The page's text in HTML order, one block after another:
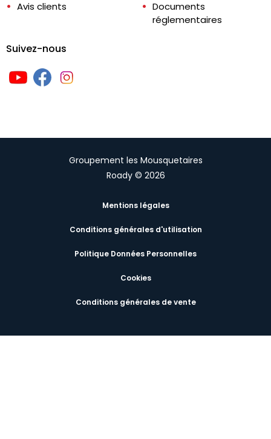
Avis clients
Documents
réglementaires
Suivez-nous
Groupement les Mousquetaires
Roady © 2026
Mentions légales
Conditions générales d'utilisation
Politique Données Personnelles
Cookies
Conditions générales de vente